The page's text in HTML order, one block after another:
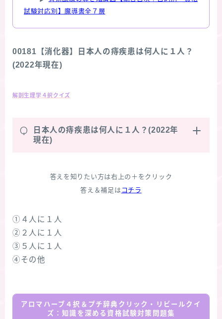
試験対応別】魔導書全７層
00181【消化器】日本人の痔疾患は何人に１人？
(2022年現在)
解剖生理学４択クイズ
Q
日本人の痔疾患は何人に１人？(2022年
現在)
答えを知りたい方は右上の＋をクリック
答え＆補足は コチラ
①４人に１人
②２人に１人
③５人に１人
④その他
アロマハーブ４択＆プチ辞典クリック・リビールクイ
ズ：知識を深める資格試験対策問題集